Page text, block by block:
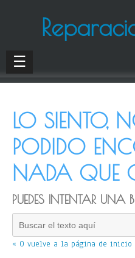
☰
LO SIENTO,
PODIDO
NADA QUE
PUEDES INTENTAR UNA
« O vuelve a la página de inicio